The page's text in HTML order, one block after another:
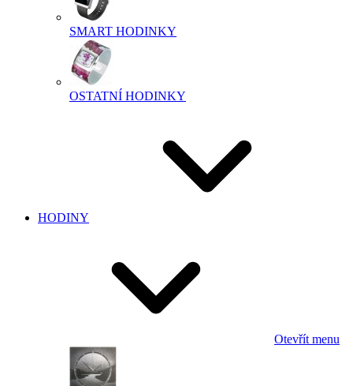
SMART HODINKY
OSTATNÍ HODINKY
HODINY
Otevřít menu